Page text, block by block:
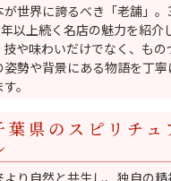
が世界に誇るべき「老舗」。
以上続く名店の魅力を紹介
技や味わいだけでなく、もの
姿勢や背景にある物語を丁
。
葉県のスピリチュ
より自然と共生し、独自の精